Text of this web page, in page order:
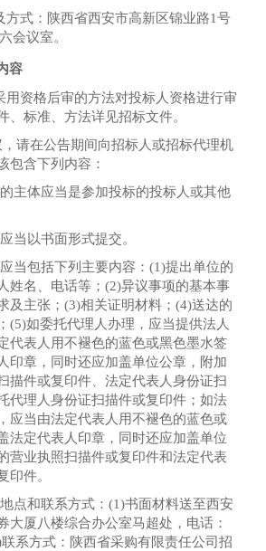
式： 陕西省西安市高新区锦业路1号
会议室。
容
用资格后审的方法对投标人资格进行审
、标准、方法详见招标文件。
请在公告期间向招标人或招标代理机
包含下列内容：
主体应当是参加投标的投标人或其他
当以书面形式提交。
当包括下列主要内容：(1)提出单位的
姓名、电话等；(2)异议事项的基本事
及主张；(3)相关证明材料；(4)送达的
(5)如委托代理人办理，应当提供法人
代表人用不褪色的蓝色或黑色墨水签
印章，同时还应加盖单位公章，附加
描件或复印件、法定代表人身份证扫
代理人身份证扫描件或复印件；如法
应当由法定代表人用不褪色的蓝色或
法定代表人印章，同时还应加盖单位
营业执照扫描件或复印件和法定代表
印件。
点和联系方式：(1)书面材料送至西安
大厦八楼综合办公室马超处，电话：
系方式：陕西省采购有限责任公司招